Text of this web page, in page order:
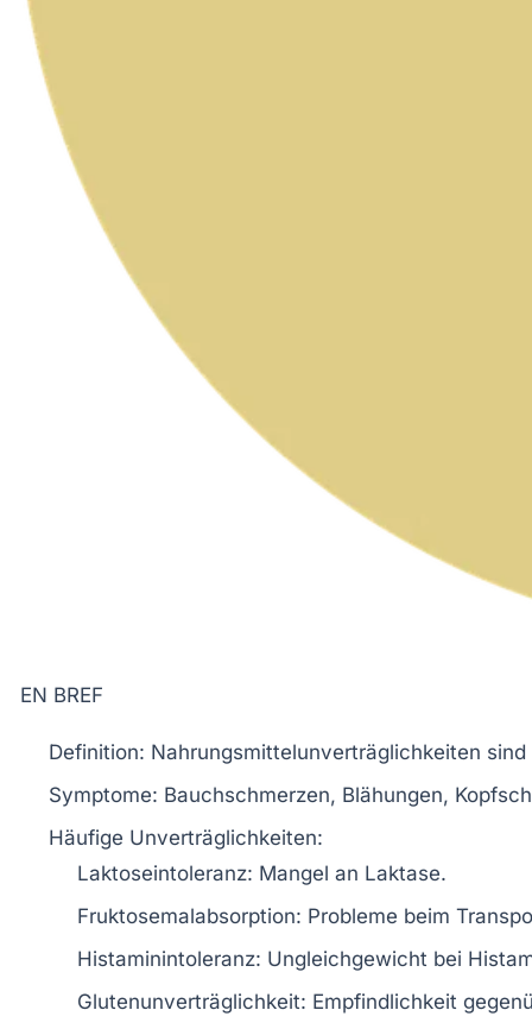
EN BREF
Definition: Nahrungsmittelunverträglichkeiten
Symptome: Bauchschmerzen, Blähungen,
Häufige Unverträglichkeiten:
Laktoseintoleranz: Mangel an Laktase.
Fruktosemalabsorption: Probleme beim
Histaminintoleranz: Ungleichgewicht bei
Glutenunverträglichkeit: Empfindlichkeit